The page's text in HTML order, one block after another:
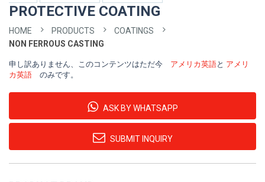
PROTECTIVE COATING
HOME PRODUCTS
COATINGS
NON FERROUS CASTING
申し訳ありません、このコンテンツはただ今 アメリカ英語と アメリ
カ英語 のみです。
ASK BY WHATSAPP
SUBMIT INQUIRY